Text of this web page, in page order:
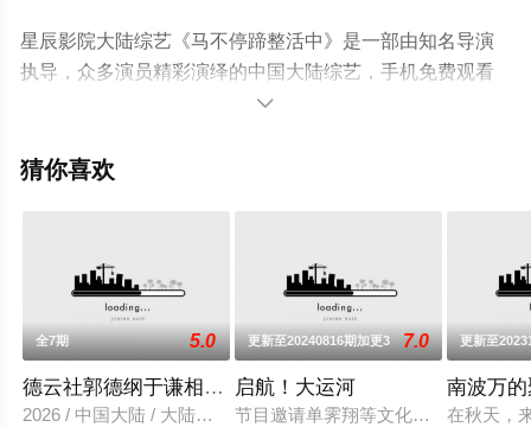
星辰影院大陆综艺《马不停蹄整活中》是一部由知名导演
执导，众多演员精彩演绎的中国大陆综艺，手机免费观看
高清未删减完整版综艺节目就上星辰影视，更多相关信息

猜你喜欢
全7期 5.0
德云社郭德纲于谦相声专场杭州站 2026
2026 / 中国大陆 / 大陆综艺
更新至20240816期加更3 7.0
启航！大运河
节目邀请单霁翔等文化嘉宾组成“运
更新至
南波万
在秋天，